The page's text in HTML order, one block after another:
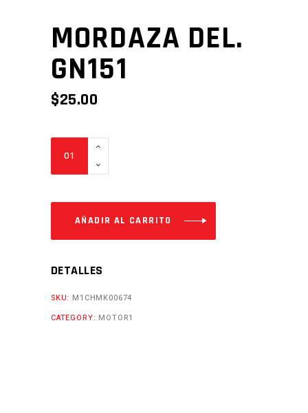
MORDAZA DEL.
GN151
$25.00
MORDAZA
Cantidad
AÑADIR AL CARRITO
DETALLES
SKU: M1CHMK00674
CATEGORY: MOTOR1